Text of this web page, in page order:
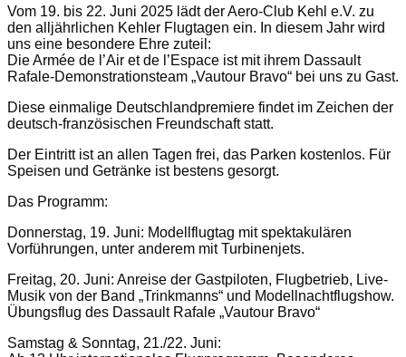
Vom 19. bis 22. Juni 2025 lädt der Aero-Club Kehl e.V. zu
den alljährlichen Kehler Flugtagen ein. In diesem Jahr wird
uns eine besondere Ehre zuteil:
Die Armée de l’Air et de l’Espace ist mit ihrem Dassault
Rafale-Demonstrationsteam „Vautour Bravo“ bei uns zu Gast.
Diese einmalige Deutschlandpremiere findet im Zeichen der
deutsch-französischen Freundschaft statt.
Der Eintritt ist an allen Tagen frei, das Parken kostenlos. Für
Speisen und Getränke ist bestens gesorgt.
Das Programm:
Donnerstag, 19. Juni: Modellflugtag mit spektakulären
Vorführungen, unter anderem mit Turbinenjets.
Freitag, 20. Juni: Anreise der Gastpiloten, Flugbetrieb, Live-
Musik von der Band „Trinkmanns“ und Modellnachtflugshow.
Übungsflug des Dassault Rafale „Vautour Bravo“
Samstag & Sonntag, 21./22. Juni: